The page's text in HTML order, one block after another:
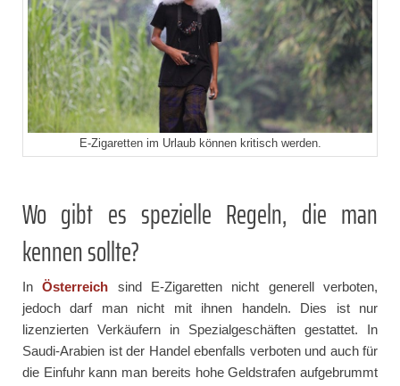
E-Zigaretten im Urlaub können kritisch werden.
Wo gibt es spezielle Regeln, die man
kennen sollte?
InÖsterreich sind E-Zigaretten nicht generell verboten,
jedoch darf man nicht mit ihnen handeln. Dies ist nur
lizenzierten Verkäufern in Spezialgeschäften gestattet. In
Saudi-Arabien ist der Handel ebenfalls verboten und auch für
die Einfuhr kann man bereits hohe Geldstrafen aufgebrummt